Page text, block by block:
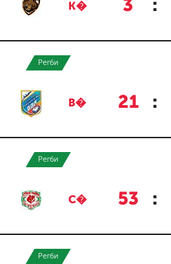
К� 3 :
Регби
В� 21 :
Регби
С� 53 :
Регби